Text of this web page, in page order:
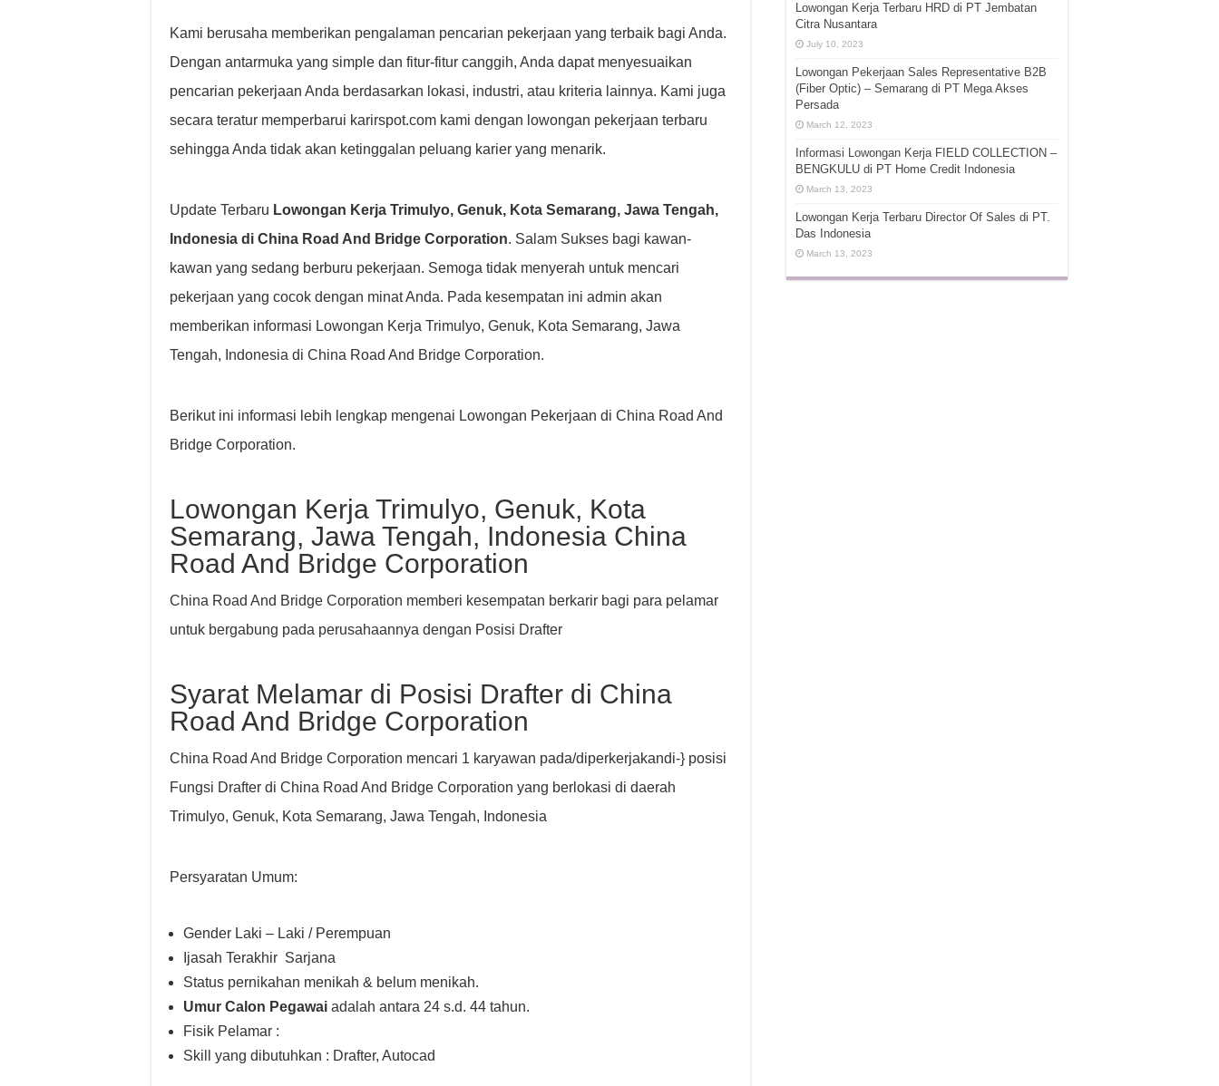
Kami berusaha memberikan pengalaman pencarian pekerjaan yang terbaik bagi Anda.
Dengan antarmuka yang simple dan fitur-fitur canggih, Anda dapat menyesuaikan
pencarian pekerjaan Anda berdasarkan lokasi, industri, atau kriteria lainnya. Kami juga
secara teratur memperbarui karirspot.com kami dengan lowongan pekerjaan terbaru
sehingga Anda tidak akan ketinggalan peluang karier yang menarik.
Update Terbaru Lowongan Kerja Trimulyo, Genuk, Kota Semarang, Jawa Tengah,
Indonesia di China Road And Bridge Corporation. Salam Sukses bagi kawan-
kawan yang sedang berburu pekerjaan. Semoga tidak menyerah untuk mencari
pekerjaan yang cocok dengan minat Anda. Pada kesempatan ini admin akan
memberikan informasi Lowongan Kerja Trimulyo, Genuk, Kota Semarang, Jawa
Tengah, Indonesia di China Road And Bridge Corporation.
Berikut ini informasi lebih lengkap mengenai Lowongan Pekerjaan di China Road And
Bridge Corporation.
Lowongan Kerja Trimulyo, Genuk, Kota
Semarang, Jawa Tengah, Indonesia China
Road And Bridge Corporation
China Road And Bridge Corporation memberi kesempatan berkarir bagi para pelamar
untuk bergabung pada perusahaannya dengan Posisi Drafter
Syarat Melamar di Posisi Drafter di China
Road And Bridge Corporation
China Road And Bridge Corporation mencari 1 karyawan pada/diperkerjakandi-} posisi
Fungsi Drafter di China Road And Bridge Corporation yang berlokasi di daerah
Trimulyo, Genuk, Kota Semarang, Jawa Tengah, Indonesia
Persyaratan Umum:
Gender Laki – Laki / Perempuan
Ijasah Terakhir Sarjana
Status pernikahan menikah & belum menikah.
Umur Calon Pegawai adalah antara 24 s.d. 44 tahun.
Fisik Pelamar :
Skill yang dibutuhkan : Drafter, Autocad
Lowongan Kerja Terbaru HRD di PT Jembatan
Citra Nusantara
July 10, 2023
Lowongan Pekerjaan Sales Representative B2B
(Fiber Optic) – Semarang di PT Mega Akses
Persada
March 12, 2023
Informasi Lowongan Kerja FIELD COLLECTION –
BENGKULU di PT Home Credit Indonesia
March 13, 2023
Lowongan Kerja Terbaru Director Of Sales di PT.
Das Indonesia
March 13, 2023